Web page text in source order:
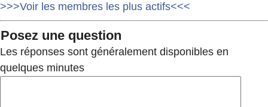
>>>Voir les membres les plus actifs<<<
Posez une question
Les réponses sont généralement disponibles en
quelques minutes